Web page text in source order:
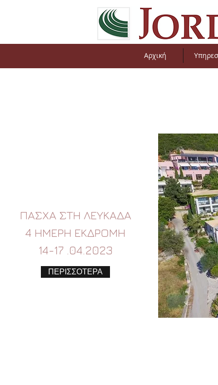
Αρχική
ΠΑΣΧΑ ΣΤΗ ΛΕΥΚΑΔΑ
4 ΗΜΕΡΗ ΕΚΔΡΟΜΗ
14-17 .04.2023
ΠΕΡΙΣΣΟΤΕΡΑ